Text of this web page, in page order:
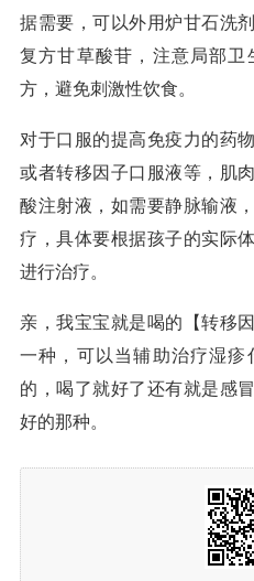
据需要，可以外用炉甘石洗
复方甘草酸苷，注意局部
方，避免刺激性饮食。
对于口服的提高免疫力的药
或者转移因子口服液等，肌
酸注射液，如需要静脉输液
疗，具体要根据孩子的实际
进行治疗。
亲，我宝宝就是喝的【转移
一种，可以当辅助治疗湿
的，喝了就好了还有就是感
好的那种。